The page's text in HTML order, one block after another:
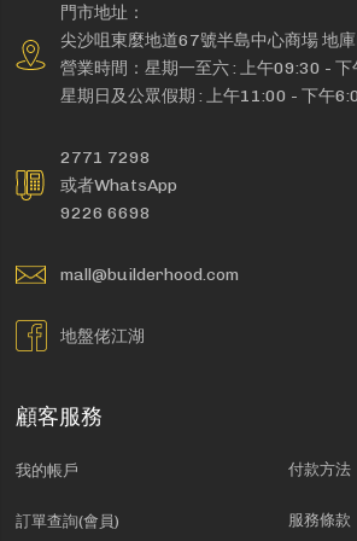
門市地址：
尖沙咀東麼地道67號半島中心商場 地
營業時間：星期一至六 : 上午09:30 - 下
星期日及公眾假期 : 上午11:00 - 下午
2771 7298
或者WhatsApp
9226 6698
mall@builderhood.com
地盤佬江湖
顧客服務
我的帳戶
訂單查詢(會員)
付款方法
服務條款